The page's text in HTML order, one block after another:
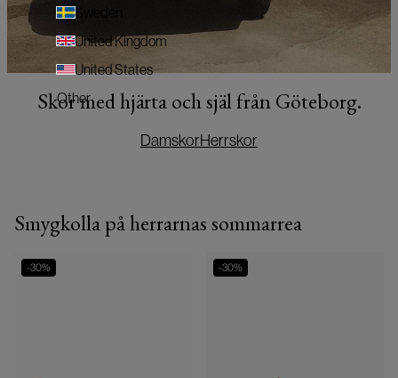
Skor med hjärta och själ från Göteborg.
DamskorHerrskor
Smygkolla på herrarnas sommarrea
-30% -30%
Sweden
United Kingdom
United States
Other